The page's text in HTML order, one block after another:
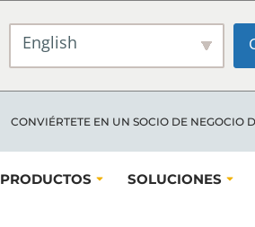
English
CONVIÉRTETE EN UN SOCIO DE NEGOCIO
PRODUCTOS SOLUCIONES